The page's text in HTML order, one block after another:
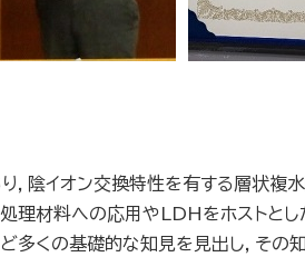
，陰イオン交換特性を有する層状複
理材料への応用やLDHをホストと
多くの基礎的な知見を見出し，そ